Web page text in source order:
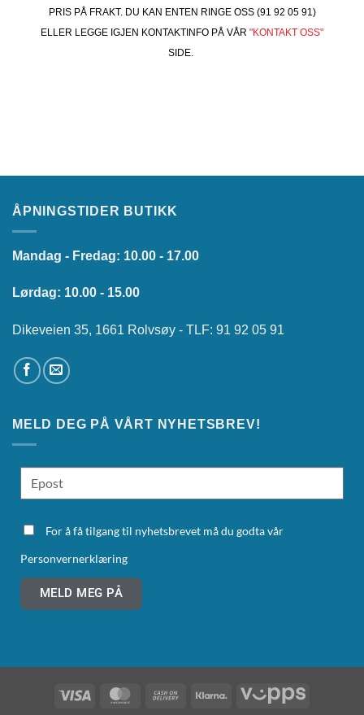
PRIS PÅ FRAKT. DU KAN ENTEN RINGE OSS (91 92 05 91)
ELLER LEGGE IGJEN KONTAKTINFO PÅ VÅR "KONTAKT OSS"
SIDE.
ÅPNINGSTIDER BUTIKK
Mandag - Fredag: 10.00 - 17.00
Lørdag: 10.00 - 15.00
Dikeveien 35, 1661 Rolvsøy - TLF: 91 92 05 91
MELD DEG PÅ VÅRT NYHETSBREV!
For å få tilgang til nyhetsbrevet må du godta vår
Personvernerklæring
MELD MEG PÅ